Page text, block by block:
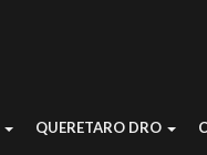
QUERETARO DRO